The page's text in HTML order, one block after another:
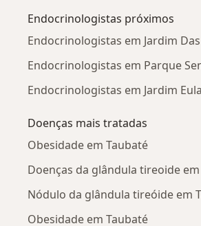
Endocrinologistas próximos
Endocrinologistas em Jardim
Endocrinologistas em Parque
Endocrinologistas em Jardim
Doenças mais tratadas
Obesidade em Taubaté
Doenças da glândula tireoide
Nódulo da glândula tireóide em
Obesidade em Taubaté